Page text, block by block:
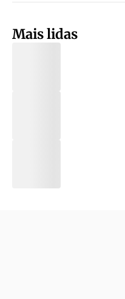
Mais lidas